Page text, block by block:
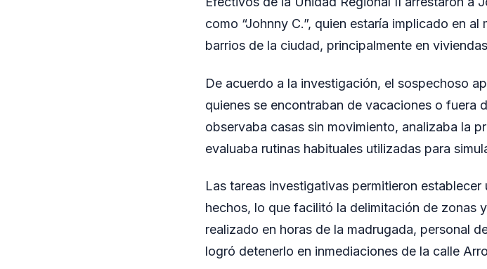
como “Johnny C.”, quien estaría implicado en
barrios de la ciudad, principalmente en
De acuerdo a la investigación, el sospechoso
quienes se encontraban de vacaciones o fuera
observaba casas sin movimiento, analizaba la
evaluaba rutinas habituales utilizadas para
Las tareas investigativas permitieron
hechos, lo que facilitó la delimitación de zonas
realizado en horas de la madrugada, personal
logró detenerlo en inmediaciones de la calle